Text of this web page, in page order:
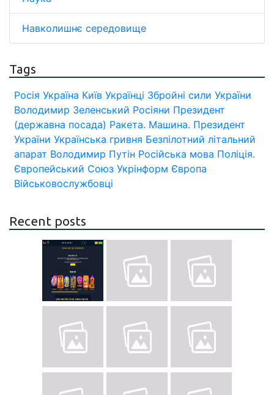
Навколишнє середовище
Tags
Росія Україна Київ Українці Збройні сили України
Володимир Зеленський Росіяни Президент
(державна посада) Ракета. Машина. Президент
України Українська гривня Безпілотний літальний
апарат Володимир Путін Російська мова Поліція.
Європейський Союз Укрінформ Європа
Військовослужбовці
Recent posts